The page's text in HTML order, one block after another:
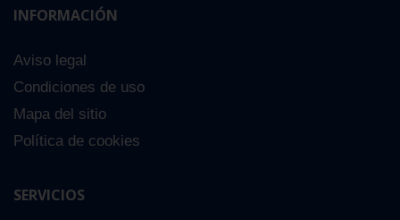
pantalla
INFORMACIÓN
Aviso legal
Condiciones de uso
Mapa del sitio
Política de cookies
SERVICIOS